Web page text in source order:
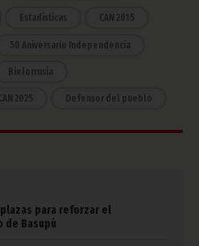
Estadísticas CAN 2015
50 Aniversario Independencia
Bielorrusia
2025 Defensor del pueblo
plazas para reforzar el
Basupú